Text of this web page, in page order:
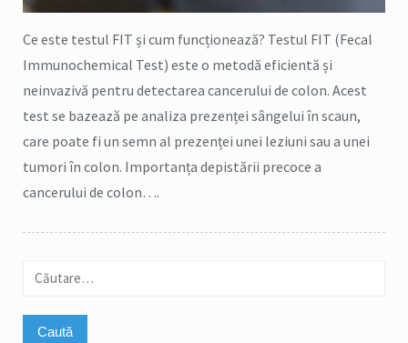
Ce este testul FIT și cum funcționează? Testul FIT (Fecal
Immunochemical Test) este o metodă eficientă și
neinvazivă pentru detectarea cancerului de colon. Acest
test se bazează pe analiza prezenței sângelui în scaun,
care poate fi un semn al prezenței unei leziuni sau a unei
tumori în colon. Importanța depistării precoce a
cancerului de colon….
Caută